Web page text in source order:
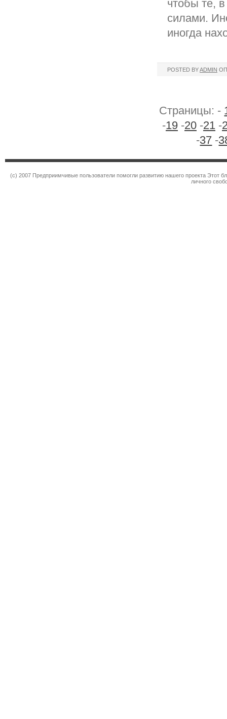
чтобы те,
силами.
иногда
POSTED BYADMIN
Страницы: -
-19 -20 -21 -
-37 -
(c) 2007 Предприимчивые пользователи помогли развитию нашего проекта Этот
личного